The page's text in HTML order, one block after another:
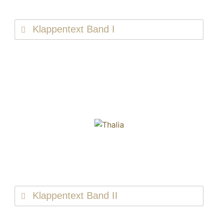
Klappentext Band I
Klappentext Band II